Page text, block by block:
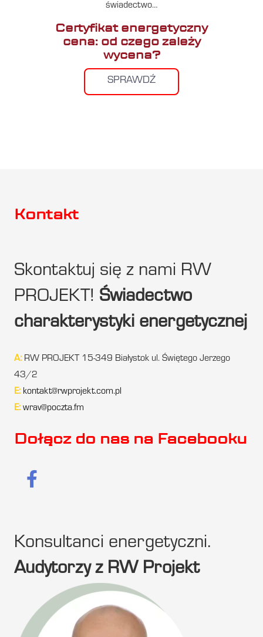
świadectwo…
Certyfikat energetyczny
cena: od czego zależy
wycena?
SPRAWDŹ
Kontakt
Skontaktuj się z nami RW
PROJEKT! Świadectwo
charakterystyki energetycznej
A: RW PROJEKT 15-349 Białystok ul. Świętego Jerzego
43/2
E: kontakt@rwprojekt.com.pl
E: wrav@poczta.fm
Dołącz do nas na Facebooku
Konsultanci energetyczni.
Audytorzy z RW Projekt